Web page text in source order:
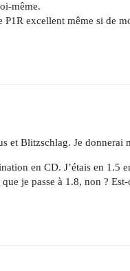
même.
excellent même si de
et Blitzschlag. Je donnerai
en CD. J’étais en 1.5
je passe à 1.8, non ?